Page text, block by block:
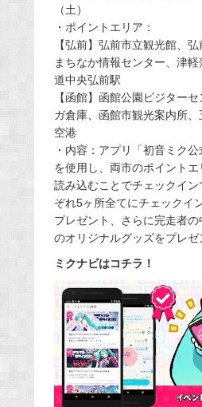
（土）
・ポイントエリア：
【弘前】弘前市立観光館、
まちなか情報センター、津
道中央弘前駅
【函館】函館公園ビジター
ガ倉庫、函館市観光案内所
空港
・内容：アプリ「初音ミク
を使用し、両市のポイント
読み込むことでチェックイ
ぞれ5ヶ所全てにチェックイ
プレゼント、さらに完走者
のオリジナルグッズをプレゼ
ミクナビはコチラ！